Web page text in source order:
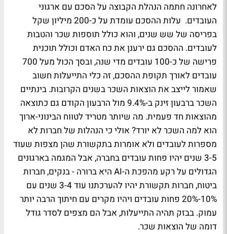
לאחרונה חתמה הנהלת הקבוצה על הסכם עם ארגוני
העובדים. עלות ההסכם עומדת על כ-200 מיליון שקל
בפריסה של שש שנים, והוא כולל תוספות שכר והטבות
לעובדים. ההסכם גם ירענן את כח האדם וכולל תוכנית
פרישה של כ-100 עובדים מדי שנה, ובסך הכול מעל 700
עובדים לאורך תקופת ההסכם, זה כלי התייעלות חשוב
שאמור לייצב את הוצאות השכר בשנים הקרובות. בינתיים
השכר ברבעון זינק ב-9.4% מול הרבעון הקודם גם כתוצאה
מהוצאות חד פעמית. מה שיותר מטריד לטווח הבינוני-ארוך
הוא למה השכר לא יורד? אולי כי הנהלות של חברות לא
מספרות לעובדים ולא אומרות בתקשורת שהן מצפות שעוד
3-5 שנים יהיו פחות עובדים בחברה, אבל המגמה בארגונים
הגדולים על רקע מהפכת ה-AI היא ברורה - בנקים, חברות
ביטוח, חברות תקשורת יהיו להערכתנו עוד 3-4 שנים עם
10%-20% פחות עובדים ויהיו מקרים עם חיתוך הרבה יותר
עמוק. בבזק תהיה התייעלות, אבל הם מצפים לסדר גודל
דומה של הוצאות שכר.